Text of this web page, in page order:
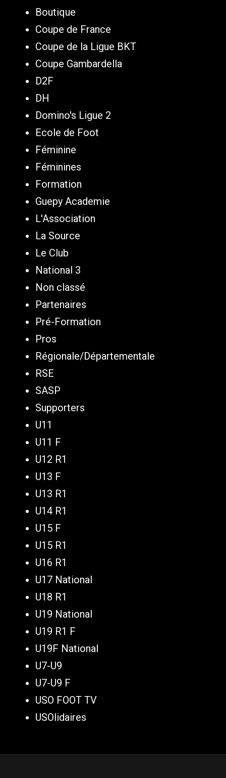
Boutique
Coupe de France
Coupe de la Ligue BKT
Coupe Gambardella
D2F
DH
Domino's Ligue 2
Ecole de Foot
Féminine
Féminines
Formation
Guepy Academie
L'Association
La Source
Le Club
National 3
Non classé
Partenaires
Pré-Formation
Pros
Régionale/Départementale
RSE
SASP
Supporters
U11
U11 F
U12 R1
U13 F
U13 R1
U14 R1
U15 F
U15 R1
U16 R1
U17 National
U18 R1
U19 National
U19 R1 F
U19F National
U7-U9
U7-U9 F
USO FOOT TV
USOlidaires